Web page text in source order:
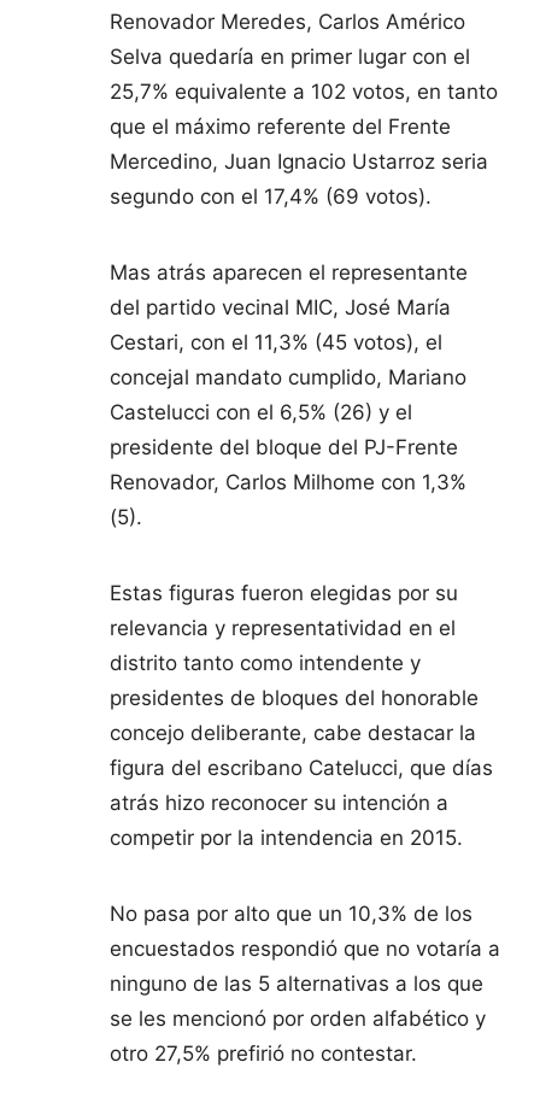
Renovador Meredes, Carlos Américo
Selva quedaría en primer lugar con el
25,7% equivalente a 102 votos, en tanto
que el máximo referente del Frente
Mercedino, Juan Ignacio Ustarroz seria
segundo con el 17,4% (69 votos).
Mas atrás aparecen el representante
del partido vecinal MIC, José María
Cestari, con el 11,3% (45 votos), el
concejal mandato cumplido, Mariano
Castelucci con el 6,5% (26) y el
presidente del bloque del PJ-Frente
Renovador, Carlos Milhome con 1,3%
(5).
Estas figuras fueron elegidas por su
relevancia y representatividad en el
distrito tanto como intendente y
presidentes de bloques del honorable
concejo deliberante, cabe destacar la
figura del escribano Catelucci, que días
atrás hizo reconocer su intención a
competir por la intendencia en 2015.
No pasa por alto que un 10,3% de los
encuestados respondió que no votaría a
ninguno de las 5 alternativas a los que
se les mencionó por orden alfabético y
otro 27,5% prefirió no contestar.